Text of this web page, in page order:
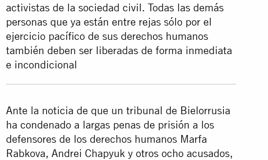
activistas de la sociedad civil. Todas las demás
personas que ya están entre rejas sólo por el
ejercicio pacífico de sus derechos humanos
también deben ser liberadas de forma inmediata
e incondicional
Ante la noticia de que un tribunal de Bielorrusia
ha condenado a largas penas de prisión a los
defensores de los derechos humanos Marfa
Rabkova, Andrei Chapyuk y otros ocho acusados,